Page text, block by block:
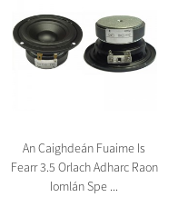
An Caighdeán Fuaime Is
Fearr 3.5 Orlach Adharc Raon
Iomlán Spe ...